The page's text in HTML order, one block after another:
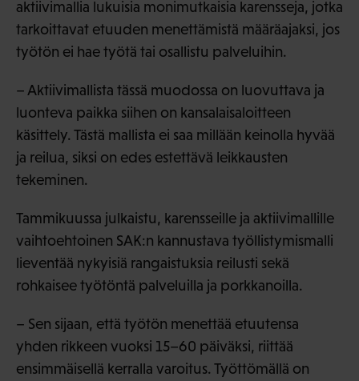
aktiivimallia lukuisia monimutkaisia karensseja, jotka
tarkoittavat etuuden menettämistä määräajaksi, jos
työtön ei hae työtä tai osallistu palveluihin.
– Aktiivimallista tässä muodossa on luovuttava ja
luonteva paikka siihen on kansalaisaloitteen
käsittely. Tästä mallista ei saa millään keinolla hyvää
ja reilua, siksi on edes estettävä leikkausten
tekeminen.
Tammikuussa julkaistu, karensseille ja aktiivimallille
vaihtoehtoinen SAK:n kannustava työllistymismalli
lieventää nykyisiä rangaistuksia reilusti sekä
rohkaisee työtöntä palveluilla ja porkkanoilla.
– Sen sijaan, että työtön menettää etuutensa
yhden rikkeen vuoksi 15–60 päiväksi, riittää
ensimmäisellä kerralla varoitus. Työttömällä on